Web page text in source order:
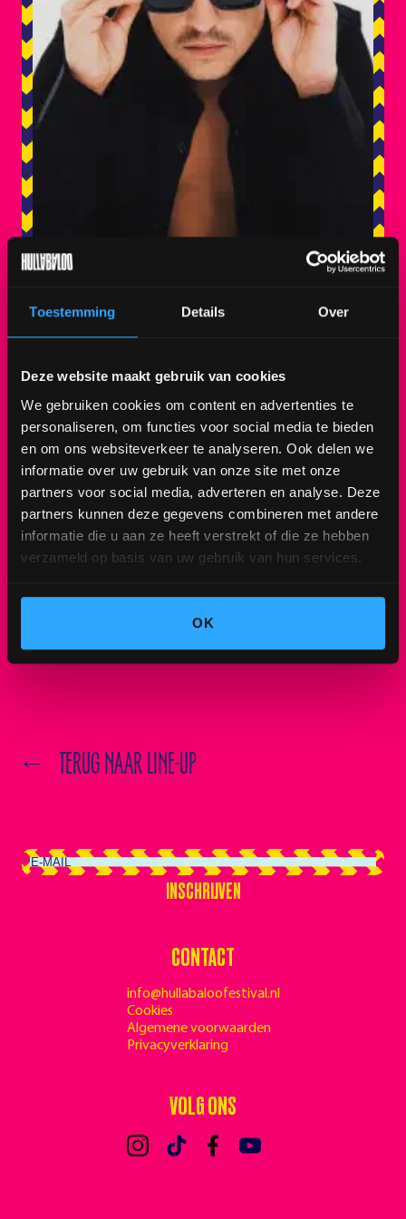
Toestemming Details Over
Deze website maakt gebruik van cookies
We gebruiken cookies om content en advertenties te
personaliseren, om functies voor social media te bieden
en om ons websiteverkeer te analyseren. Ook delen we
informatie over uw gebruik van onze site met onze
partners voor social media, adverteren en analyse. Deze
partners kunnen deze gegevens combineren met andere
informatie die u aan ze heeft verstrekt of die ze hebben
verzameld op basis van uw gebruik van hun services.
OK
LIL KLEINE
LIL KLEINE BEHOORT TOT DE GROOTSTE NAMEN BINNEN DE
NEDERLANDSE HIPHOP. MET HITS ALS DRANK & DRUGS,
KRANTENWIJK EN LOTERIJ VEROVERDE HIJ DE HITLIJSTEN EN
FESTIVALPODIA.
TIJDENS HULLABALOO FESTIVAL 2026 IN HET STADSPARK GRONINGEN
BRENGT LIL KLEINE EEN ENERGIEKE SHOW VOL BEKENDE TRACKS EN
STERKE BEATS. ZIJN OPTREDEN ZORGT VOOR MASSALE
MEEZINGMOMENTEN.
← TERUG NAAR LINE-UP
CONTACT
info@hullabaloofestival.nl
Cookies
Algemene voorwaarden
Privacyverklaring
INSCHRIJVEN
INSCHRIJVEN
VOLG ONS